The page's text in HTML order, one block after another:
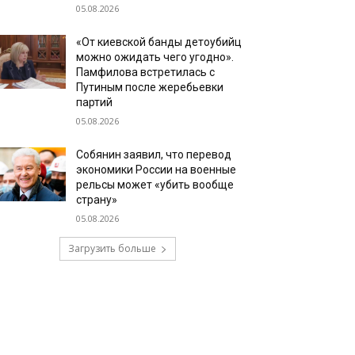
05.08.2026
«От киевской банды детоубийц
можно ожидать чего угодно».
Памфилова встретилась с
Путиным после жеребьевки
партий
05.08.2026
Собянин заявил, что перевод
экономики России на военные
рельсы может «убить вообще
страну»
05.08.2026
Загрузить больше